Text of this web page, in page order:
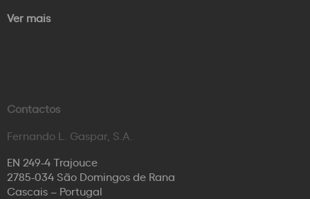
Ver mais
Contactos
Fernando L. Gaspar, S.A.
EN 249-4 Trajouce
2785-034 São Domingos de Rana
Cascais – Portugal